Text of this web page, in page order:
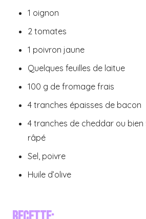
1 oignon
2 tomates
1 poivron jaune
Quelques feuilles de laitue
100 g de fromage frais
4 tranches épaisses de bacon
4 tranches de cheddar ou
râpé
Sel, poivre
Huile d’olive